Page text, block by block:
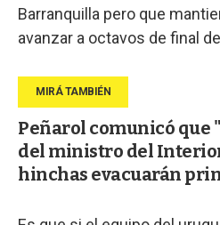
Barranquilla pero que
avanzar a octavos de final
Peñarol comunicó que
del ministro del
hinchas evacuarán